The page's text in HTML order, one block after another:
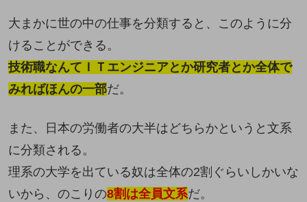
大まかに世の中の仕事を分類すると、このように分
けることができる。
技術職なんてＩＴエンジニアとか研究者とか全体で
みればほんの一部だ。
また、日本の労働者の大半はどちらかというと文系
に分類される。
理系の大学を出ている奴は全体の2割ぐらいしかいな
いから、のこりの8割は全員文系だ。